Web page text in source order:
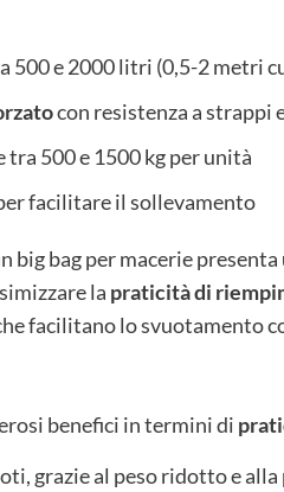
500 e 2000 litri (0,5-2 metri
con resistenza a strappi
tra 500 e 1500 kg per unità
facilitare il sollevamento
big bag per macerie
la praticità di
facilitano lo svuotamento
benefici in termini di
grazie al peso ridotto e